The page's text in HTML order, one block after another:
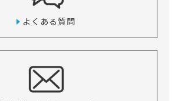
よくある質問